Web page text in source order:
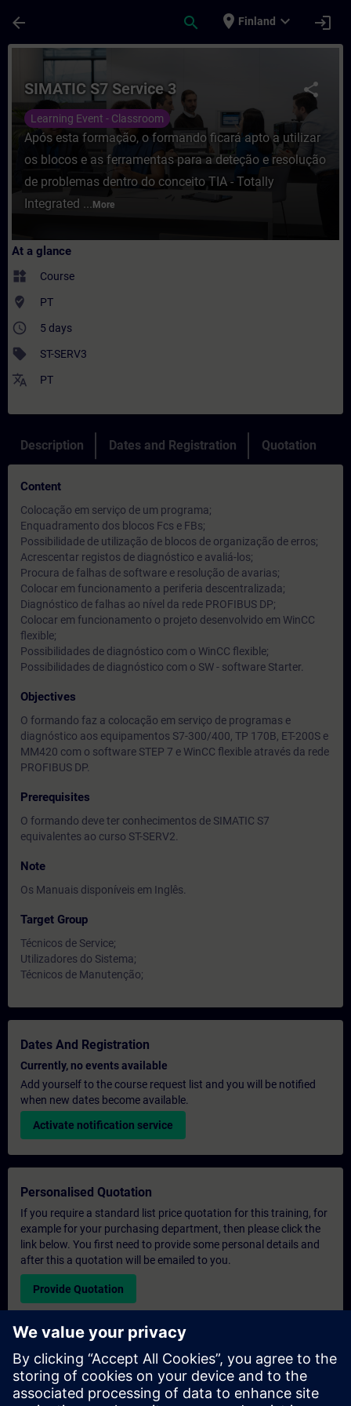
arrow_back search place Finland expand_more login
Course - SIMATIC S7 Service 3 -
share
SIMATIC S7 Service 3
Learning Event - Classroom
Após esta formação, o formando ficará apto a utilizar
os blocos e as ferramentas para a deteção e resolução
de problemas dentro do conceito TIA - Totally
Integrated ... More
At a glance
widgets Course
where_to_vote PT
access_time 5 days
sell ST-SERV3
translate PT
Description Dates and Registration Quotation
Content
Colocação em serviço de um programa;
Enquadramento dos blocos Fcs e FBs;
Possibilidade de utilização de blocos de organização de erros;
Acrescentar registos de diagnóstico e avaliá-los;
Procura de falhas de software e resolução de avarias;
Colocar em funcionamento a periferia descentralizada;
Diagnóstico de falhas ao nível da rede PROFIBUS DP;
Colocar em funcionamento o projeto desenvolvido em WinCC
flexible;
Possibilidades de diagnóstico com o WinCC flexible;
Possibilidades de diagnóstico com o SW - software Starter.
Objectives
O formando faz a colocação em serviço de programas e
diagnóstico aos equipamentos S7-300/400, TP 170B, ET-200S e
MM420 com o software STEP 7 e WinCC flexible através da rede
PROFIBUS DP.
Prerequisites
O formando deve ter conhecimentos de SIMATIC S7
equivalentes ao curso ST-SERV2.
Note
Os Manuais disponíveis em Inglês.
Target Group
Técnicos de Service;
Utilizadores do Sistema;
Técnicos de Manutenção;
Dates And Registration
Currently, no events available
Add yourself to the course request list and you will be notified
when new dates become available.
Activate notification service
Personalised Quotation
If you require a standard list price quotation for this training, for
example for your purchasing department, then please click the
link below. You first need to provide some personal details and
after this a quotation will be emailed to you.
Provide Quotation
Exclusive Training Enquiry
Please complete the enquiry form below if you require a
quotation for an exclusive training course either on-site, virtually